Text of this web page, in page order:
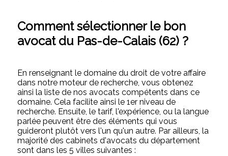
Comment sélectionner le bon
avocat du Pas-de-Calais (62) ?
En renseignant le domaine du droit de votre affaire
dans notre moteur de recherche, vous obtenez
ainsi la liste de nos avocats compétents dans ce
domaine. Cela facilite ainsi le 1er niveau de
recherche. Ensuite, le tarif, l'expérience, ou la langue
parlée peuvent être des éléments qui vous
guideront plutôt vers l'un qu'un autre. Par ailleurs, la
majorité des cabinets d'avocats du département
sont dans les 5 villes suivantes :